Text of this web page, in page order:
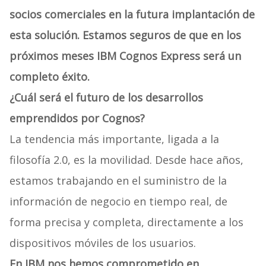
socios comerciales en la futura implantación de
esta solución. Estamos seguros de que en los
próximos meses IBM Cognos Express será un
completo éxito.
¿Cuál será el futuro de los desarrollos
emprendidos por Cognos?
La tendencia más importante, ligada a la
filosofía 2.0, es la movilidad. Desde hace años,
estamos trabajando en el suministro de la
información de negocio en tiempo real, de
forma precisa y completa, directamente a los
dispositivos móviles de los usuarios.